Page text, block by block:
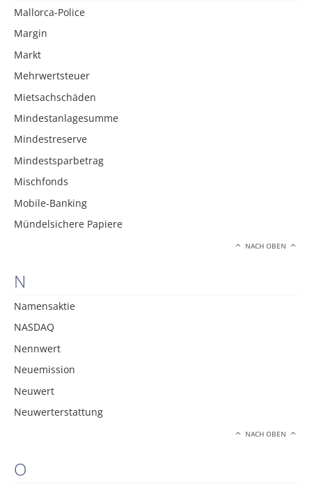
Mallorca-Police
Margin
Markt
Mehrwertsteuer
Mietsachschäden
Mindestanlagesumme
Mindestreserve
Mindestsparbetrag
Mischfonds
Mobile-Banking
Mündelsichere Papiere
NACH OBEN
N
Namensaktie
NASDAQ
Nennwert
Neuemission
Neuwert
Neuwerterstattung
NACH OBEN
O